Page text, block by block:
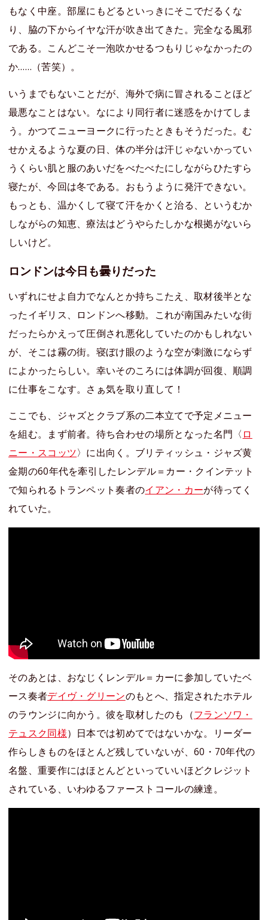
もなく中座。部屋にもどるといっきにそこでだるくな
り、脇の下からイヤな汗が吹き出てきた。完全なる風邪
である。こんどこそ一泡吹かせるつもりじゃなかったの
か……（苦笑）。
いうまでもないことだが、海外で病に冒されることほど
最悪なことはない。なにより同行者に迷惑をかけてしま
う。かつてニューヨークに行ったときもそうだった。む
せかえるような夏の日、体の半分は汗じゃないかってい
うくらい肌と服のあいだをべたべたにしながらひたすら
寝たが、今回は冬である。おもうように発汗できない。
もっとも、温かくして寝て汗をかくと治る、というむか
しながらの知恵、療法はどうやらたしかな根拠がないら
しいけど。
ロンドンは今日も曇りだった
いずれにせよ自力でなんとか持ちこたえ、取材後半とな
ったイギリス、ロンドンへ移動。これが南国みたいな街
だったらかえって圧倒され悪化していたのかもしれない
が、そこは霧の街。寝ぼけ眼のような空が刺激にならず
によかったらしい。幸いそのころには体調が回復、順調
に仕事をこなす。さぁ気を取り直して！
ここでも、ジャズとクラブ系の二本立てで予定メニュー
を組む。まず前者。待ち合わせの場所となった名門〈 ロ
ニー・スコッツ〉に出向く。ブリティッシュ・ジャズ黄
金期の60年代を牽引したレンデル＝カー・クインテット
で知られるトランペット奏者のイアン・カーが待ってく
れていた。
そのあとは、おなじくレンデル＝カーに参加していたベ
ース奏者デイヴ・グリーンのもとへ、指定されたホテル
のラウンジに向かう。彼を取材したのも（フランソワ・
テュスク同様）日本では初めてではないかな。リーダー
作らしきものをほとんど残していないが、60・70年代の
名盤、重要作にはほとんどといっていいほどクレジット
されている、いわゆるファーストコールの練達。